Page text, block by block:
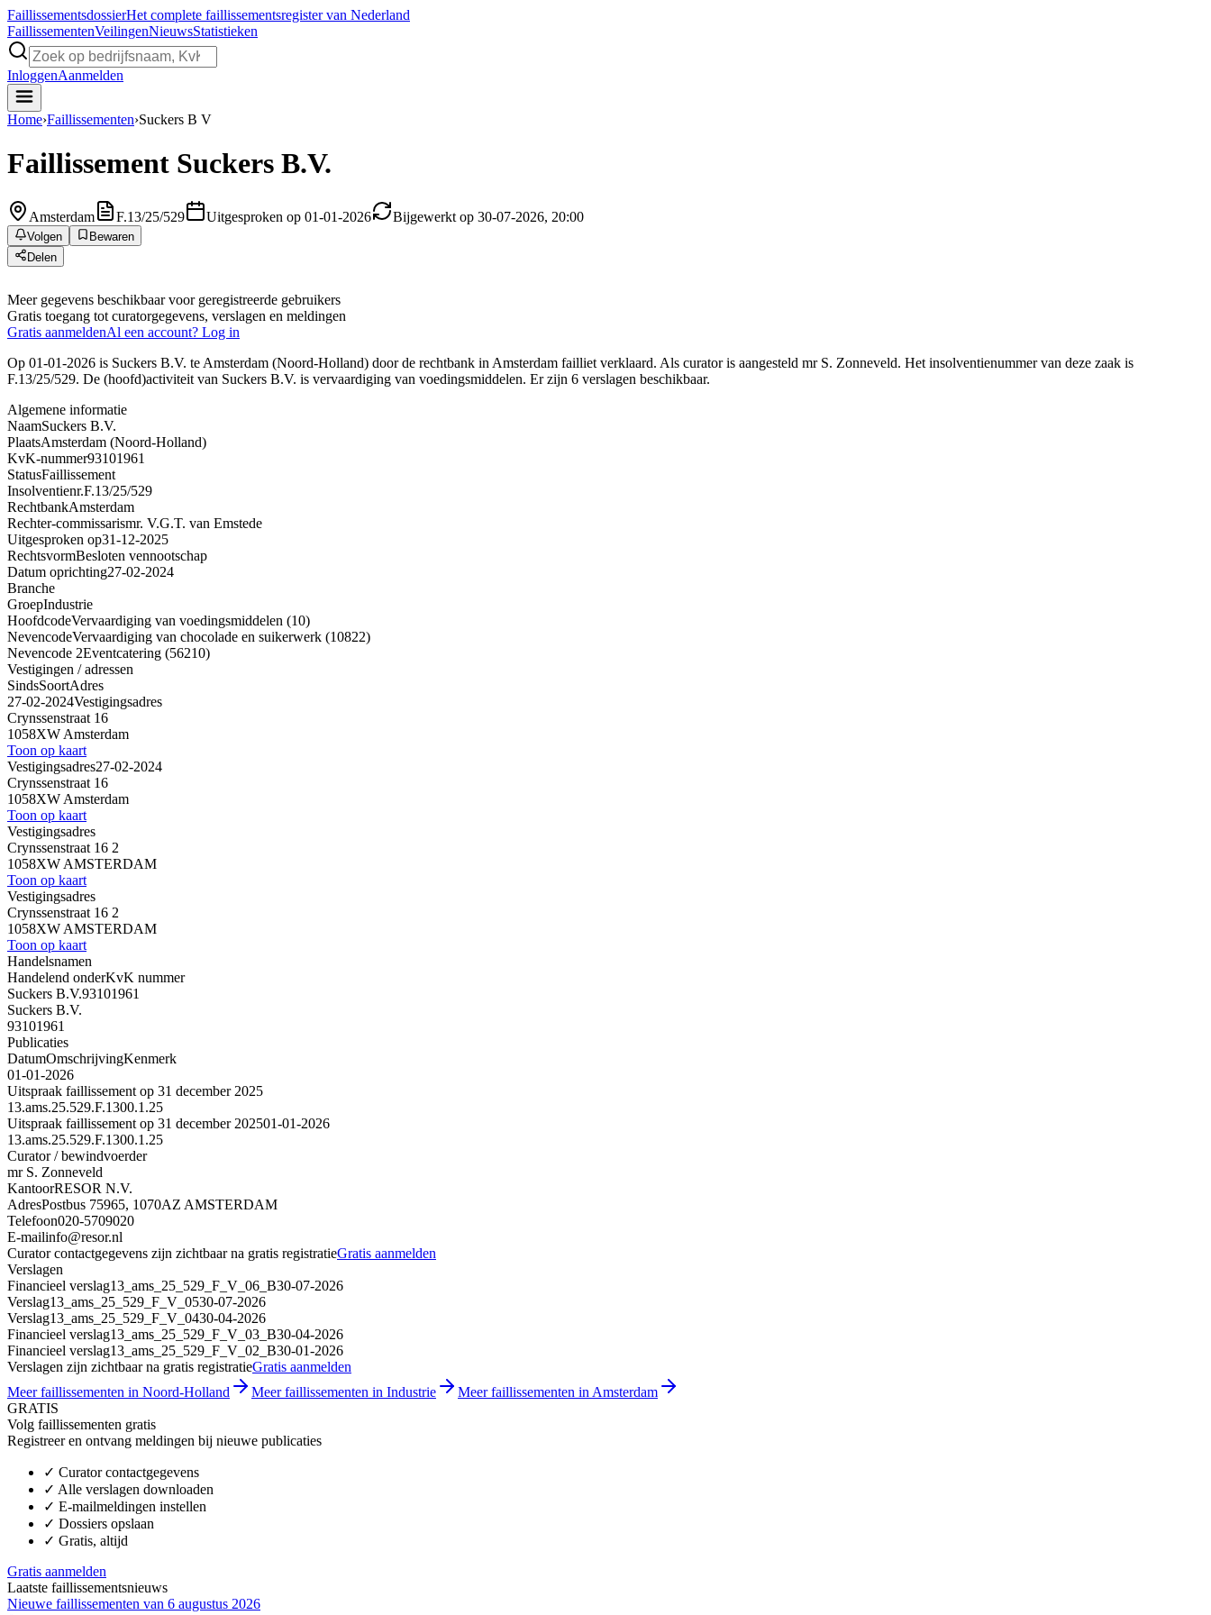
FaillissementsdossierHet complete faillissementsregister van Nederland
FaillissementenVeilingenNieuwsStatistieken
InloggenAanmelden
Home›Faillissementen›Suckers B V
Faillissement Suckers B.V.
Amsterdam F.13/25/529 Uitgesproken op 01-01-2026 Bijgewerkt op 30-07-2026, 20:00
Volgen
Bewaren
Delen
Meer gegevens beschikbaar voor geregistreerde gebruikers
Gratis toegang tot curatorgegevens, verslagen en meldingen
Gratis aanmeldenAl een account? Log in
Op 01-01-2026 is Suckers B.V. te Amsterdam (Noord-Holland) door de rechtbank in Amsterdam failliet verklaard. Als curator is aangesteld mr S. Zonneveld. Het insolventienummer van deze zaak is
F.13/25/529. De (hoofd)activiteit van Suckers B.V. is vervaardiging van voedingsmiddelen. Er zijn 6 verslagen beschikbaar.
Algemene informatie
NaamSuckers B.V.
PlaatsAmsterdam (Noord-Holland)
KvK-nummer93101961
StatusFaillissement
Insolventienr.F.13/25/529
RechtbankAmsterdam
Rechter-commissarismr. V.G.T. van Emstede
Uitgesproken op31-12-2025
RechtsvormBesloten vennootschap
Datum oprichting27-02-2024
Branche
GroepIndustrie
HoofdcodeVervaardiging van voedingsmiddelen (10)
NevencodeVervaardiging van chocolade en suikerwerk (10822)
Nevencode 2Eventcatering (56210)
Vestigingen / adressen
SindsSoortAdres
27-02-2024Vestigingsadres
Crynssenstraat 16
1058XW Amsterdam
Toon op kaart
Vestigingsadres27-02-2024
Crynssenstraat 16
1058XW Amsterdam
Toon op kaart
Vestigingsadres
Crynssenstraat 16 2
1058XW AMSTERDAM
Toon op kaart
Vestigingsadres
Crynssenstraat 16 2
1058XW AMSTERDAM
Toon op kaart
Handelsnamen
Handelend onderKvK nummer
Suckers B.V.93101961
Suckers B.V.
93101961
Publicaties
DatumOmschrijvingKenmerk
01-01-2026
Uitspraak faillissement op 31 december 2025
13.ams.25.529.F.1300.1.25
Uitspraak faillissement op 31 december 202501-01-2026
13.ams.25.529.F.1300.1.25
Curator / bewindvoerder
mr S. Zonneveld
KantoorRESOR N.V.
AdresPostbus 75965, 1070AZ AMSTERDAM
Telefoon020-5709020
E-mailinfo@resor.nl
Curator contactgegevens zijn zichtbaar na gratis registratieGratis aanmelden
Verslagen
Financieel verslag13_ams_25_529_F_V_06_B30-07-2026
Verslag13_ams_25_529_F_V_0530-07-2026
Verslag13_ams_25_529_F_V_0430-04-2026
Financieel verslag13_ams_25_529_F_V_03_B30-04-2026
Financieel verslag13_ams_25_529_F_V_02_B30-01-2026
Verslagen zijn zichtbaar na gratis registratieGratis aanmelden
Meer faillissementen in Noord-Holland
Meer faillissementen in Industrie
Meer faillissementen in Amsterdam
GRATIS
Volg faillissementen gratis
Registreer en ontvang meldingen bij nieuwe publicaties
✓ Curator contactgegevens
✓ Alle verslagen downloaden
✓ E-mailmeldingen instellen
✓ Dossiers opslaan
✓ Gratis, altijd
Gratis aanmelden
Laatste faillissementsnieuws
Nieuwe faillissementen van 6 augustus 2026